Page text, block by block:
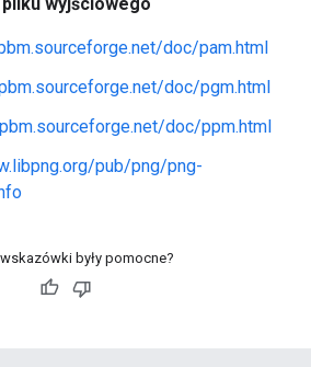
doc/pam.html
doc/pgm.html
doc/ppm.html
pub/png/png-
były pomocne?